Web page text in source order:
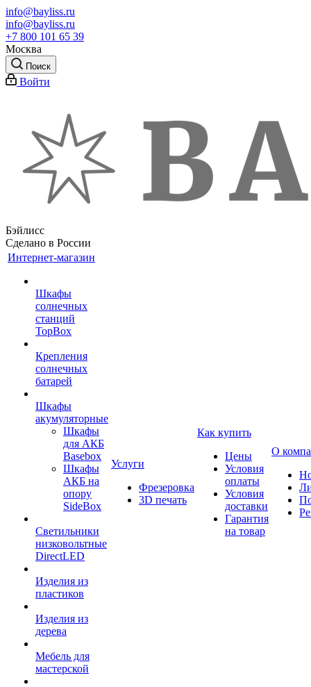
info@bayliss.ru
info@bayliss.ru
+7 800 101 65 39
Москва
Поиск
Войти
Бэйлисс
Сделано в России
Интернет-магазин
Шкафы
солнечных
станций
TopBox
Крепления
солнечных
батарей
Шкафы
акумуляторные
Шкафы
для АКБ
Basebox
Шкафы
АКБ на
опору
SideBox
Светильники
низковольтные
DirectLED
Изделия из
пластиков
Изделия из
дерева
Мебель для
мастерской
Услуги
Фрезеровка
3D печать
Как купить
Цены
Условия
оплаты
Условия
доставки
Гарантия
на товар
О